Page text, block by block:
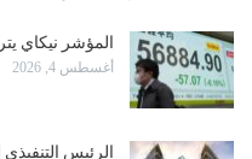
رئيس «أبل»